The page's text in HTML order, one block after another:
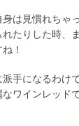
身は見慣れちゃ
れたりした時、
！
派手になるわけ
なワインレッド